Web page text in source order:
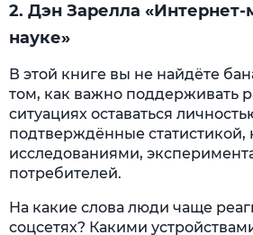
2. Дэн Зарелла «Интернет-
науке»
В этой книге вы не найдёте
том, как важно поддерживать
ситуациях оставаться
подтверждённые
исследованиями,
потребителей.
На какие слова люди чаще
соцсетях? Какими